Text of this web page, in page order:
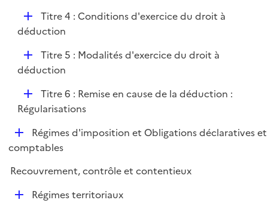
r
l
r
D
é
i
Titre 4 : Conditions d'exercice du droit à
déduction
D
é
i
e
r
Titre 5 : Modalités d'exercice du droit à
déduction
D
é
l
i
r
Titre 6 : Remise en cause de la déduction :
Régularisations
D
é
l
Régimes d'imposition et Obligations déclaratives et
comptables
Recouvrement, contrôle et contentieux
DRégimes territoriaux